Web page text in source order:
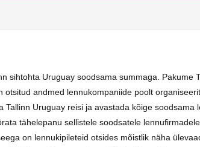
sihtohta Uruguay soodsama summaga. Pakume
andmed lennukompaniide poolt
Uruguay reisi ja avastada kõige soodsama
tähelepanu sellistele soodsatele
on lennukipileteid otsides mõistlik näha